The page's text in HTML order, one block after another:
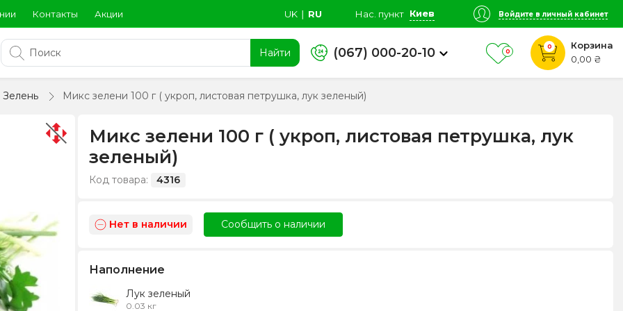
Контакты Акции UK ∣ RU Нас. пункт Киев Войдите в личный кабинет
Найти (067) 000-20-10 0
0
Корзина
0,00 ₴
Зелень Микс зелени 100 г ( укроп, листовая петрушка, лук зеленый)
Микс зелени 100 г ( укроп, листовая петрушка, лук
зеленый)
Код товара: 4316
Нет в наличии Сообщить о наличии
Наполнение
Лук зеленый
0.03 кг